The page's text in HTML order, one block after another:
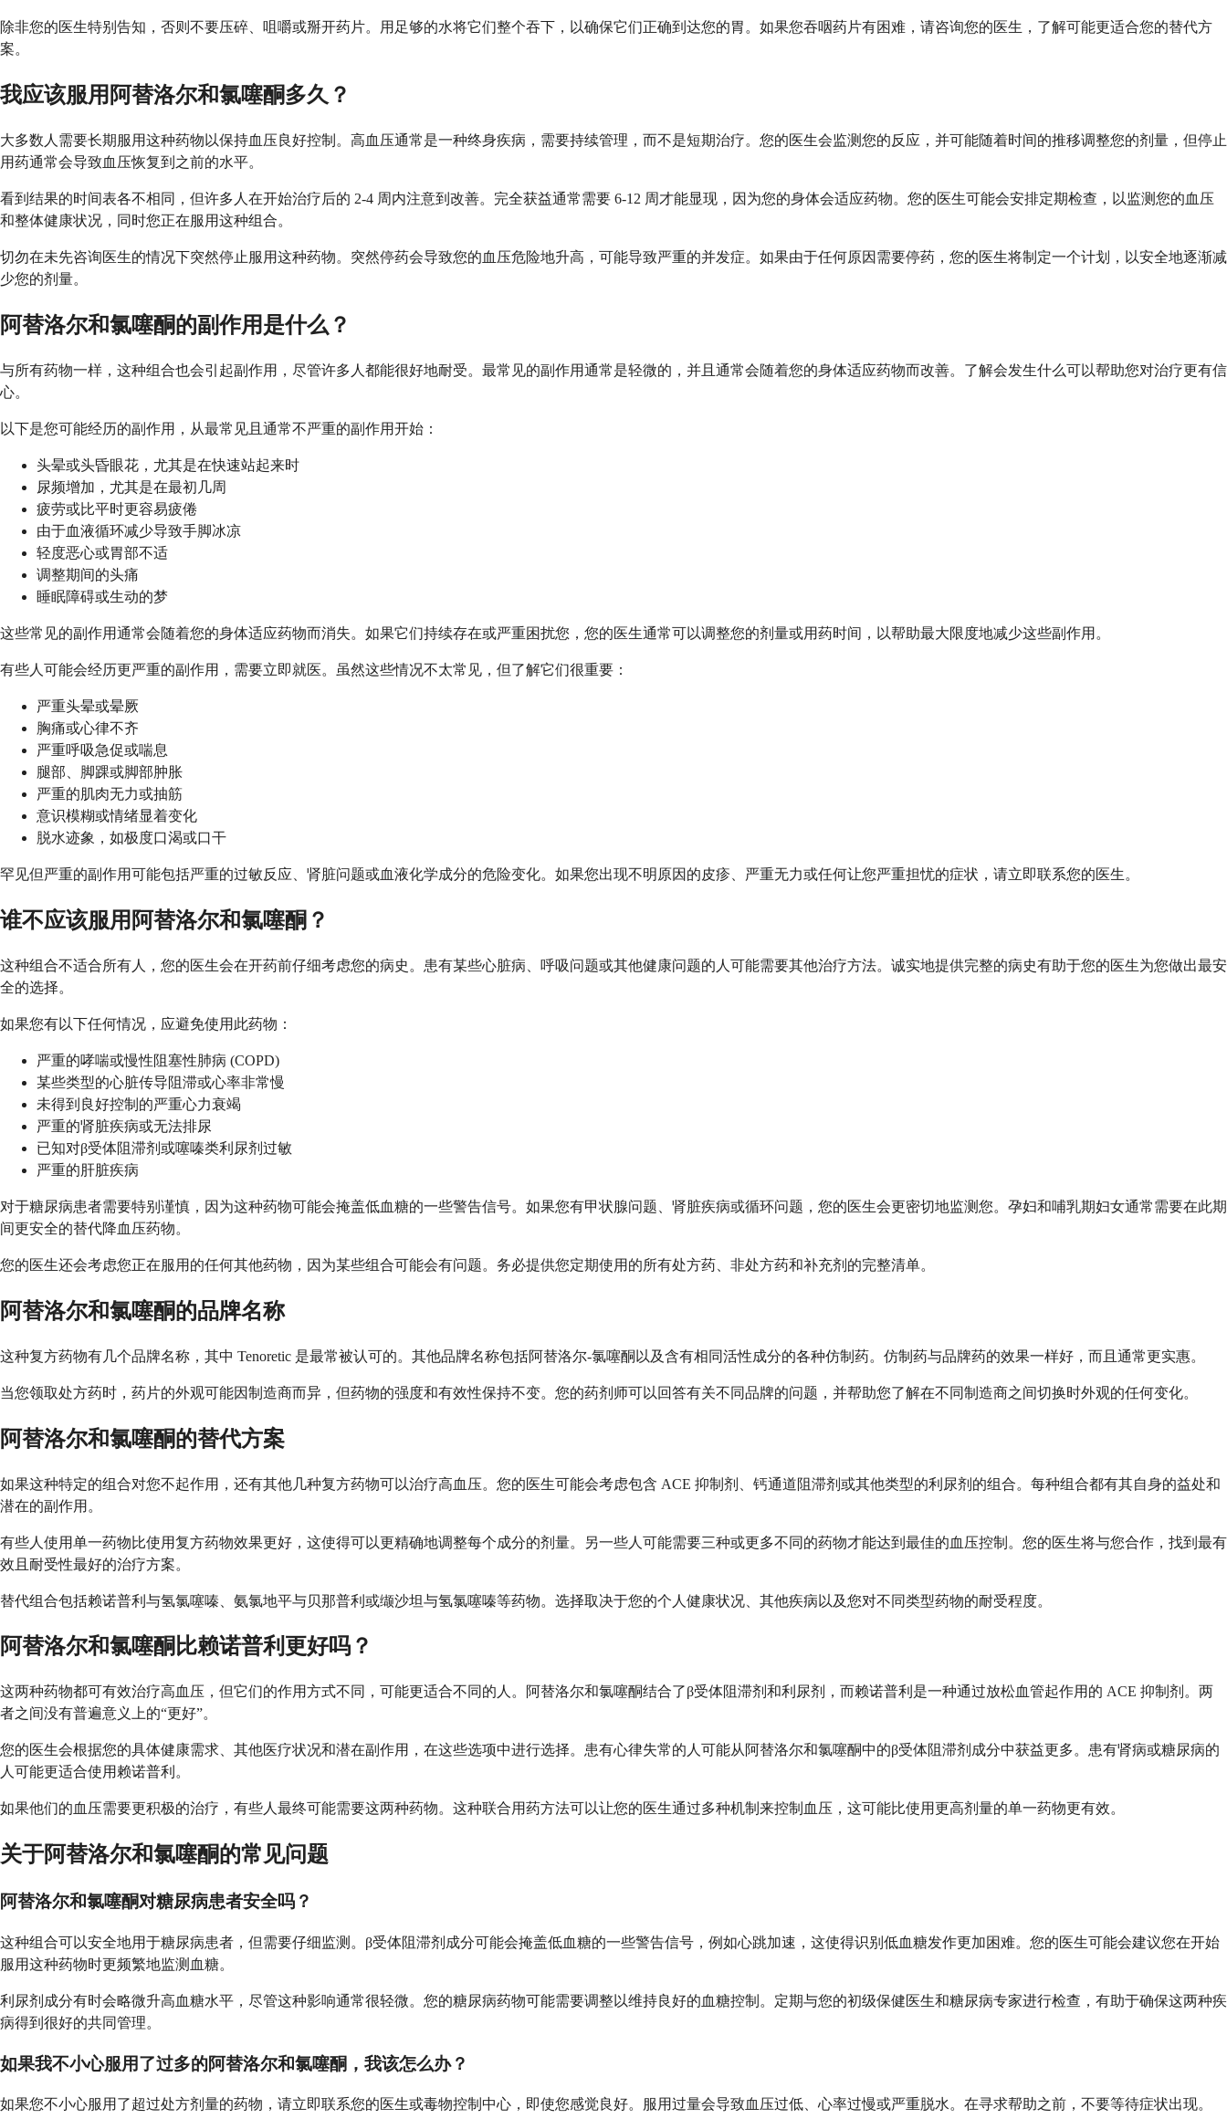
除非您的医生特别告知，否则不要压碎、咀嚼或掰开药片。用足够的水将它们整个吞下，以确保它们正确到达您的胃。如果您吞咽药片有困难，请咨询您的医生，了解可能更适合您的替代方
案。
我应该服用阿替洛尔和氯噻酮多久？
大多数人需要长期服用这种药物以保持血压良好控制。高血压通常是一种终身疾病，需要持续管理，而不是短期治疗。您的医生会监测您的反应，并可能随着时间的推移调整您的剂量，但停止
用药通常会导致血压恢复到之前的水平。
看到结果的时间表各不相同，但许多人在开始治疗后的 2-4 周内注意到改善。完全获益通常需要 6-12 周才能显现，因为您的身体会适应药物。您的医生可能会安排定期检查，以监测您的血压
和整体健康状况，同时您正在服用这种组合。
切勿在未先咨询医生的情况下突然停止服用这种药物。突然停药会导致您的血压危险地升高，可能导致严重的并发症。如果由于任何原因需要停药，您的医生将制定一个计划，以安全地逐渐减
少您的剂量。
阿替洛尔和氯噻酮的副作用是什么？
与所有药物一样，这种组合也会引起副作用，尽管许多人都能很好地耐受。最常见的副作用通常是轻微的，并且通常会随着您的身体适应药物而改善。了解会发生什么可以帮助您对治疗更有信
心。
以下是您可能经历的副作用，从最常见且通常不严重的副作用开始：
头晕或头昏眼花，尤其是在快速站起来时
尿频增加，尤其是在最初几周
疲劳或比平时更容易疲倦
由于血液循环减少导致手脚冰凉
轻度恶心或胃部不适
调整期间的头痛
睡眠障碍或生动的梦
这些常见的副作用通常会随着您的身体适应药物而消失。如果它们持续存在或严重困扰您，您的医生通常可以调整您的剂量或用药时间，以帮助最大限度地减少这些副作用。
有些人可能会经历更严重的副作用，需要立即就医。虽然这些情况不太常见，但了解它们很重要：
严重头晕或晕厥
胸痛或心律不齐
严重呼吸急促或喘息
腿部、脚踝或脚部肿胀
严重的肌肉无力或抽筋
意识模糊或情绪显着变化
脱水迹象，如极度口渴或口干
罕见但严重的副作用可能包括严重的过敏反应、肾脏问题或血液化学成分的危险变化。如果您出现不明原因的皮疹、严重无力或任何让您严重担忧的症状，请立即联系您的医生。
谁不应该服用阿替洛尔和氯噻酮？
这种组合不适合所有人，您的医生会在开药前仔细考虑您的病史。患有某些心脏病、呼吸问题或其他健康问题的人可能需要其他治疗方法。诚实地提供完整的病史有助于您的医生为您做出最安
全的选择。
如果您有以下任何情况，应避免使用此药物：
严重的哮喘或慢性阻塞性肺病 (COPD)
某些类型的心脏传导阻滞或心率非常慢
未得到良好控制的严重心力衰竭
严重的肾脏疾病或无法排尿
已知对β受体阻滞剂或噻嗪类利尿剂过敏
严重的肝脏疾病
对于糖尿病患者需要特别谨慎，因为这种药物可能会掩盖低血糖的一些警告信号。如果您有甲状腺问题、肾脏疾病或循环问题，您的医生会更密切地监测您。孕妇和哺乳期妇女通常需要在此期
间更安全的替代降血压药物。
您的医生还会考虑您正在服用的任何其他药物，因为某些组合可能会有问题。务必提供您定期使用的所有处方药、非处方药和补充剂的完整清单。
阿替洛尔和氯噻酮的品牌名称
这种复方药物有几个品牌名称，其中 Tenoretic 是最常被认可的。其他品牌名称包括阿替洛尔-氯噻酮以及含有相同活性成分的各种仿制药。仿制药与品牌药的效果一样好，而且通常更实惠。
当您领取处方药时，药片的外观可能因制造商而异，但药物的强度和有效性保持不变。您的药剂师可以回答有关不同品牌的问题，并帮助您了解在不同制造商之间切换时外观的任何变化。
阿替洛尔和氯噻酮的替代方案
如果这种特定的组合对您不起作用，还有其他几种复方药物可以治疗高血压。您的医生可能会考虑包含 ACE 抑制剂、钙通道阻滞剂或其他类型的利尿剂的组合。每种组合都有其自身的益处和
潜在的副作用。
有些人使用单一药物比使用复方药物效果更好，这使得可以更精确地调整每个成分的剂量。另一些人可能需要三种或更多不同的药物才能达到最佳的血压控制。您的医生将与您合作，找到最有
效且耐受性最好的治疗方案。
替代组合包括赖诺普利与氢氯噻嗪、氨氯地平与贝那普利或缬沙坦与氢氯噻嗪等药物。选择取决于您的个人健康状况、其他疾病以及您对不同类型药物的耐受程度。
阿替洛尔和氯噻酮比赖诺普利更好吗？
这两种药物都可有效治疗高血压，但它们的作用方式不同，可能更适合不同的人。阿替洛尔和氯噻酮结合了β受体阻滞剂和利尿剂，而赖诺普利是一种通过放松血管起作用的 ACE 抑制剂。两
者之间没有普遍意义上的“更好”。
您的医生会根据您的具体健康需求、其他医疗状况和潜在副作用，在这些选项中进行选择。患有心律失常的人可能从阿替洛尔和氯噻酮中的β受体阻滞剂成分中获益更多。患有肾病或糖尿病的
人可能更适合使用赖诺普利。
如果他们的血压需要更积极的治疗，有些人最终可能需要这两种药物。这种联合用药方法可以让您的医生通过多种机制来控制血压，这可能比使用更高剂量的单一药物更有效。
关于阿替洛尔和氯噻酮的常见问题
阿替洛尔和氯噻酮对糖尿病患者安全吗？
这种组合可以安全地用于糖尿病患者，但需要仔细监测。β受体阻滞剂成分可能会掩盖低血糖的一些警告信号，例如心跳加速，这使得识别低血糖发作更加困难。您的医生可能会建议您在开始
服用这种药物时更频繁地监测血糖。
利尿剂成分有时会略微升高血糖水平，尽管这种影响通常很轻微。您的糖尿病药物可能需要调整以维持良好的血糖控制。定期与您的初级保健医生和糖尿病专家进行检查，有助于确保这两种疾
病得到很好的共同管理。
如果我不小心服用了过多的阿替洛尔和氯噻酮，我该怎么办？
如果您不小心服用了超过处方剂量的药物，请立即联系您的医生或毒物控制中心，即使您感觉良好。服用过量会导致血压过低、心率过慢或严重脱水。在寻求帮助之前，不要等待症状出现。